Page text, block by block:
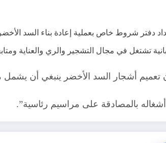
دفتر شروط خاص بعملية إعادة بناء السد
تشتغل في مجال التشجير والري والعناية
تعميم أشجار السد الأخضر ينبغي أن يشمل
بالمصادقة على مراسيم رئاسية”.